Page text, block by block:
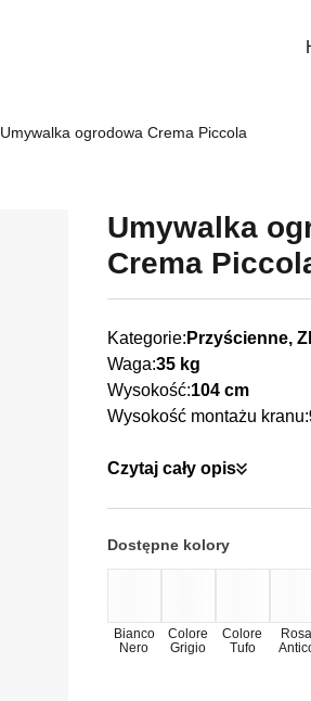
Umywalka ogrodowa Crema Piccola
Umywalka
Crema
Kategorie: Przyścienne,
Waga:35 kg
Wysokość:104 cm
Wysokość montażu kranu:
Czytaj cały opis
Dostępne kolory
Bianco
Nero
Colore
Grigio
Colore
Tufo
Rosa